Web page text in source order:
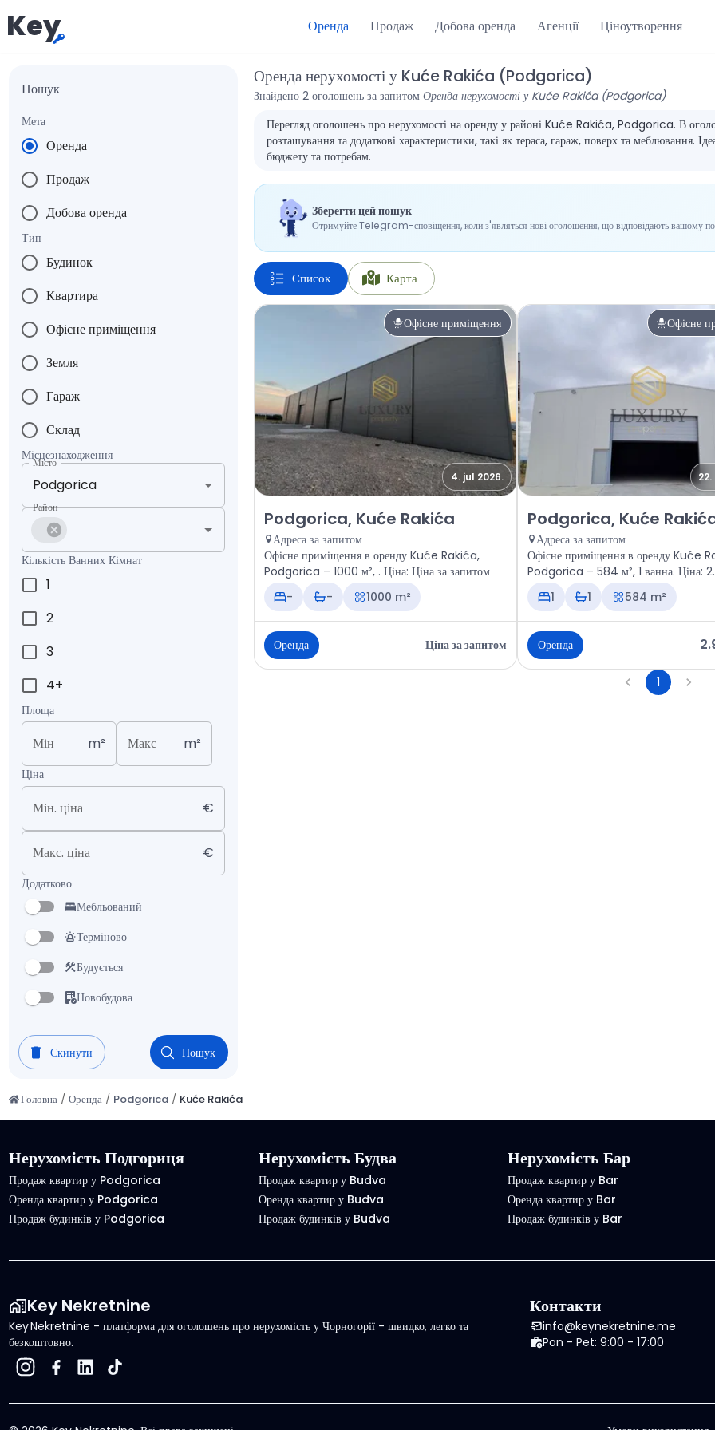
Key Оренда Продаж Добова оренда Агенції Ціноутворення
Пошук
Мета
Оренда
Продаж
Добова оренда
Тип
Будинок
Квартира
Офісне приміщення
Земля
Гараж
Склад
Місцезнаходження
Місто
Район
Кількість Ванних Кімнат
1
2
3
4+
Площа
Мін m² Макс m²
Ціна
Мін. ціна €
Макс. ціна €
Додатково
Мебльований
Терміново
Будується
Новобудова
Скинути Пошук
Оренда нерухомості у Kuće Rakića (Podgorica)
Знайдено 2 оголошень за запитом Оренда нерухомості у Kuće Rakića (Podgorica)
Перегляд оголошень про нерухомості на оренду у районі Kuće Rakića, Podgorica. В
розташування та додаткові характеристики, такі як тераса, гараж, поверх та меблювання.
бюджету та потребам.
Зберегти цей пошук
Отримуйте Telegram-сповіщення, коли з'являться нові оголошення, що відповідають вашому
Список Карта
Офісне приміщення
4. jul 2026.
Оренда - Офісне приміщення Podgorica, Kuće Rakića
Podgorica, Kuće Rakića
Адреса за запитом
Офісне приміщення в оренду Kuće Rakića,
Podgorica – 1000 м², . Ціна: Ціна за запитом
-
- 1000 m²
Оренда Ціна за запитом
Офісне
Оренда - Офісне приміщення
Podgorica, Kuće
Адреса за запитом
Офісне приміщення в оренду Kuće
Podgorica – 584 м², 1 ванна. Ціна:
1
1 584 m²
Оренда
1
Головна / Оренда / Podgorica / Kuće Rakića
Нерухомість Подгориця
Продаж квартир у Podgorica
Оренда квартир у Podgorica
Продаж будинків у Podgorica
Нерухомість Будва
Продаж квартир у Budva
Оренда квартир у Budva
Продаж будинків у Budva
Нерухомість Бар
Продаж квартир у Bar
Оренда квартир у Bar
Продаж будинків у Bar
Key Nekretnine
Key Nekretnine - платформа для оголошень про нерухомість у Чорногорії - швидко, легко та
безкоштовно.
Контакти
info@keynekretnine.me
Pon - Pet: 9:00 - 17:00